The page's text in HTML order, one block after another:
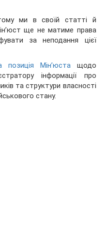
ми в своїй статті й
ще не матиме права
за неподання цієї
позиція Мінʼюстащодо
інформації про
та структури власності
стану.